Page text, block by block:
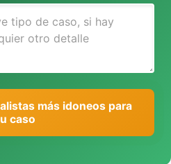
más idoneos para
caso